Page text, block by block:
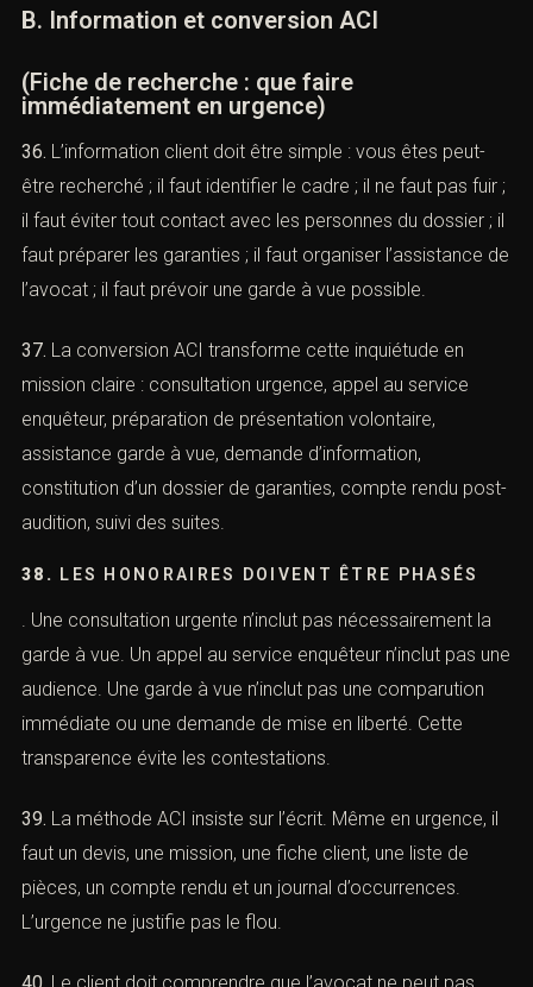
arrêtée.
35.En cas de fiche liée à une convocation manquée, la
défense doit expliquer l’absence : changement
d’adresse, convocation non reçue, hospitalisation, erreur
administrative, déplacement professionnel, difficulté
linguistique, absence de notification. Les justificatifs
doivent être réunis.
(Fiche de recherche : que faire
immédiatement en urgence)
36.L’information client doit être simple : vous êtes peut-
être recherché ; il faut identifier le cadre ; il ne faut pas
fuir ; il faut éviter tout contact avec les personnes du
l’assistance de l’avocat ; il faut prévoir une garde à vue
possible.
La conversion ACI transforme cette inquiétude en
mission claire : consultation urgence, appel au service
enquêteur, préparation de présentation volontaire,
constitution d’un dossier de garanties, compte rendu
post-audition, suivi des suites.
38. LES HONORAIRES DOIVENT ÊTRE PHASÉS